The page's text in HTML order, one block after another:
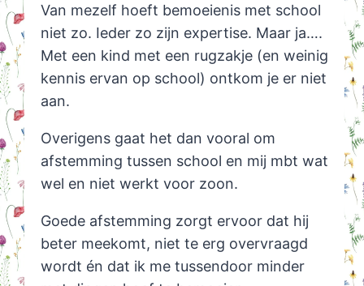
Van mezelf hoeft bemoeienis met school
niet zo. Ieder zo zijn expertise. Maar ja….
Met een kind met een rugzakje (en weinig
kennis ervan op school) ontkom je er niet
aan.
Overigens gaat het dan vooral om
afstemming tussen school en mij mbt wat
wel en niet werkt voor zoon.
Goede afstemming zorgt ervoor dat hij
beter meekomt, niet te erg overvraagd
wordt én dat ik me tussendoor minder